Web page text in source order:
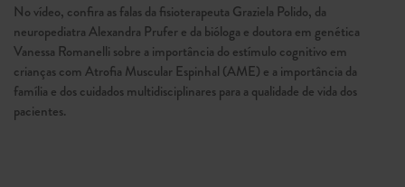
No vídeo, confira as falas da fisioterapeuta Graziela Polido, da
neuropediatra Alexandra Prufer e da bióloga e doutora em genética
Vanessa Romanelli sobre a importância do estímulo cognitivo em
crianças com Atrofia Muscular Espinhal (AME) e a importância da
família e dos cuidados multidisciplinares para a qualidade de vida dos
pacientes.